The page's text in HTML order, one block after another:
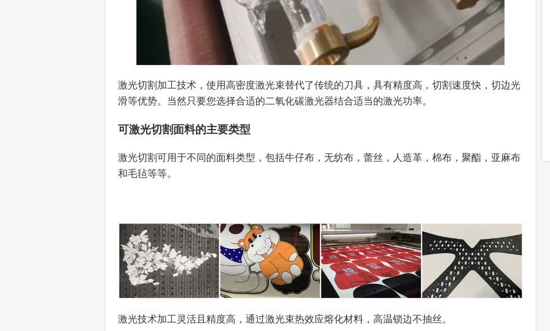
激光切割加工技术，使用高密度激光束替代了传统的刀具，具有精度高，切割速度快，切边光
滑等优势。当然只要您选择合适的二氧化碳激光器结合适当的激光功率。
可激光切割面料的主要类型
激光切割可用于不同的面料类型，包括牛仔布，无纺布，蕾丝，人造革，棉布，聚酯，亚麻布
和毛毡等等。
激光技术加工灵活且精度高，通过激光束热效应熔化材料，高温锁边不抽丝。